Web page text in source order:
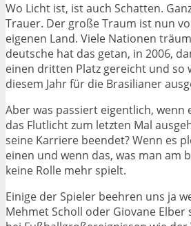
Wo Licht ist, ist auch Schatten.
Trauer. Der große Traum ist nun
eigenen Land. Viele Nationen
deutsche hat das getan, in 2006,
einen dritten Platz gereicht und so
diesem Jahr für die Brasilianer
Aber was passiert eigentlich, wenn
das Flutlicht zum letzten Mal
seine Karriere beendet? Wenn es
einen und wenn das, was man am
keine Rolle mehr spielt.
Einige der Spieler beehren uns ja
Mehmet Scholl oder Giovane